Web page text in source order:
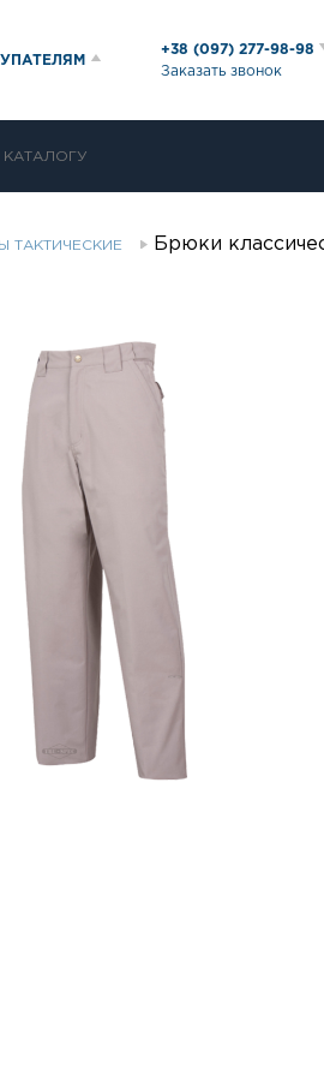
+38 (097) 277-98-98
Заказать звонок
ТАКТИЧЕСКИЕ Брюки